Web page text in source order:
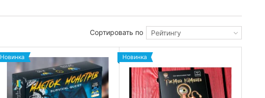
Сортировать по Рейтингу
Новинка Новинка